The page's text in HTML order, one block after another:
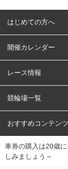
はじめての方へ
はじめての方へ
開催カレンダー
競輪
オートレース
競輪くじ
Dokanto!
レース情報
レース予想
レース結果
キャリーオーバー
競輪場一覧
北日本 函館競輪
関
東
弥彦競輪場
おすすめコンテンツ
競輪選手情報
車券の購入は20歳
しみましょう～